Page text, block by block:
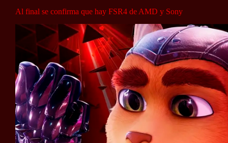
Al final se confirma que hay FSR4 de AMD y Sony